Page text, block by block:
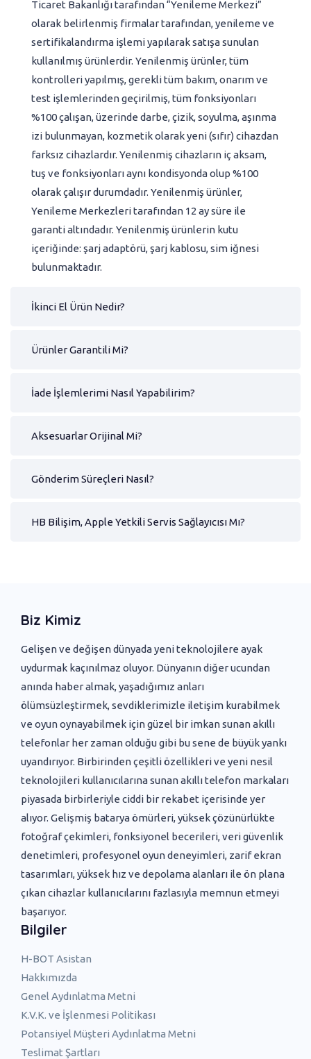
Ticaret Bakanlığı tarafından “Yenileme Merkezi”
olarak belirlenmiş firmalar tarafından, yenileme ve
sertifikalandırma işlemi yapılarak satışa sunulan
kullanılmış ürünlerdir. Yenilenmiş ürünler, tüm
kontrolleri yapılmış, gerekli tüm bakım, onarım ve
test işlemlerinden geçirilmiş, tüm fonksiyonları
%100 çalışan, üzerinde darbe, çizik, soyulma, aşınma
izi bulunmayan, kozmetik olarak yeni (sıfır) cihazdan
farksız cihazlardır. Yenilenmiş cihazların iç aksam,
tuş ve fonksiyonları aynı kondisyonda olup %100
olarak çalışır durumdadır. Yenilenmiş ürünler,
Yenileme Merkezleri tarafından 12 ay süre ile
garanti altındadır. Yenilenmiş ürünlerin kutu
içeriğinde: şarj adaptörü, şarj kablosu, sim iğnesi
bulunmaktadır.
İkinci El Ürün Nedir?
Ürünler Garantili Mi?
İade İşlemlerimi Nasıl Yapabilirim?
Aksesuarlar Orijinal Mi?
Gönderim Süreçleri Nasıl?
HB Bilişim, Apple Yetkili Servis Sağlayıcısı Mı?
Biz Kimiz
Gelişen ve değişen dünyada yeni ‌teknolojilere ayak
uydurmak kaçınılmaz oluyor. Dünyanın diğer ucundan
anında haber almak, yaşadığımız anları
ölümsüzleştirmek, sevdiklerimizle iletişim kurabilmek
ve oyun oynayabilmek için güzel bir imkan sunan akıllı
telefonlar her zaman olduğu gibi bu sene de büyük yankı
uyandırıyor. Birbirinden çeşitli özellikleri ve yeni nesil
teknolojileri kullanıcılarına sunan akıllı telefon markaları
piyasada birbirleriyle ciddi bir rekabet içerisinde yer
alıyor. Gelişmiş batarya ömürleri, yüksek çözünürlükte
fotoğraf çekimleri, fonksiyonel becerileri, veri güvenlik
denetimleri, profesyonel oyun deneyimleri, zarif ekran
tasarımları, yüksek hız ve depolama alanları ile ön plana
çıkan cihazlar kullanıcılarını fazlasıyla memnun etmeyi
başarıyor.
Bilgiler
H-BOT Asistan
Hakkımızda
Genel Aydınlatma Metni
K.V.K. ve İşlenmesi Politikası
Potansiyel Müşteri Aydınlatma Metni
Teslimat Şartları